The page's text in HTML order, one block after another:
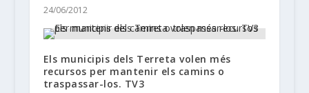
24/06/2012
Els municipis dels Terreta volen més
recursos per mantenir els camins o
traspassar-los. TV3